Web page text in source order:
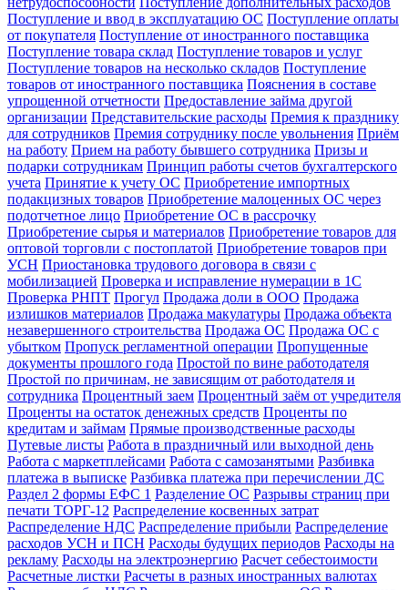
Поступление и ввод в эксплуатацию ОС Поступление оплаты
от покупателя Поступление от иностранного поставщика
Поступление товара склад Поступление товаров и услуг
Поступление товаров на несколько складов Поступление
товаров от иностранного поставщика Пояснения в составе
упрощенной отчетности Предоставление займа другой
организации Представительские расходы Премия к празднику
для сотрудников Премия сотруднику после увольнения Приём
на работу Прием на работу бывшего сотрудника Призы и
подарки сотрудникам Принцип работы счетов бухгалтерского
учета Принятие к учету ОС Приобретение импортных
подакцизных товаров Приобретение малоценных ОС через
подотчетное лицо Приобретение ОС в рассрочку
Приобретение сырья и материалов Приобретение товаров для
оптовой торговли с постоплатой Приобретение товаров при
УСН Приостановка трудового договора в связи с
мобилизацией Проверка и исправление нумерации в 1С
Проверка РНПТ Прогул Продажа доли в ООО Продажа
излишков материалов Продажа макулатуры Продажа объекта
незавершенного строительства Продажа ОС Продажа ОС с
убытком Пропуск регламентной операции Пропущенные
документы прошлого года Простой по вине работодателя
Простой по причинам, не зависящим от работодателя и
сотрудника Процентный заем Процентный заём от учредителя
Проценты на остаток денежных средств Проценты по
кредитам и займам Прямые производственные расходы
Путевые листы Работа в праздничный или выходной день
Работа с маркетплейсами Работа с самозанятыми Разбивка
платежа в выписке Разбивка платежа при перечислении ДС
Раздел 2 формы ЕФС 1 Разделение ОС Разрывы страниц при
печати ТОРГ-12 Распределение косвенных затрат
Распределение НДС Распределение прибыли Распределение
расходов УСН и ПСН Расходы будущих периодов Расходы на
рекламу Расходы на электроэнергию Расчет себестоимости
Расчетные листки Расчеты в разных иностранных валютах